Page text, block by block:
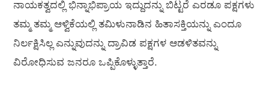
ನಾಯಕತ್ವದಲ್ಲಿ ಭಿನ್ನಾಭಿಪ್ರಾಯ ಇದ್ದುದನ್ನು ಬಿಟ್ಟರೆ ಎರಡೂ ಪಕ್ಷಗಳು
ತಮ್ಮ ತಮ್ಮ ಆಳ್ವಿಕೆಯಲ್ಲಿ ತಮಿಳುನಾಡಿನ ಹಿತಾಸಕ್ತಿಯನ್ನು ಎಂದೂ
ನಿರ್ಲಕ್ಷಿಸಿಲ್ಲ ಎನ್ನುವುದನ್ನು ದ್ರಾವಿಡ ಪಕ್ಷಗಳ ಆಡಳಿತವನ್ನು
ವಿರೋಧಿಸುವ ಜನರೂ ಒಪ್ಪಿಕೊಳ್ಳುತ್ತಾರೆ.